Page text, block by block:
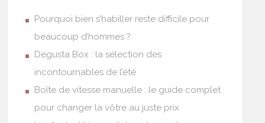
Pourquoi bien s’habiller reste difficile pour
beaucoup d’hommes ?
Degusta Box : la sélection des
incontournables de l’été
Boîte de vitesse manuelle : le guide complet
pour changer la vôtre au juste prix